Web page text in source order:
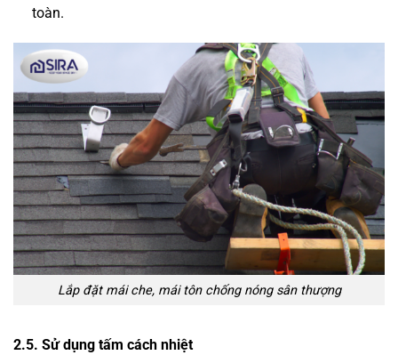
toàn.
Lắp đặt mái che, mái tôn chống nóng sân thượng
2.5. Sử dụng tấm cách nhiệt